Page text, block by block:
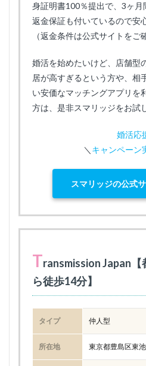
身証明書100％提出で、3ヶ
返金保証も付いているので安
（返金条件は公式サイトをご
婚活を始めたいけど、店舗型
居が高すぎるという方や、相
い安価なマッチングアプリを
方は、是非スマリッジをお試
婚活応
＼ キャンペーン
スマリッジの公式
Transmission Japan
ら徒歩14分】
タイプ 仲人型
所在地 東京都豊島区東